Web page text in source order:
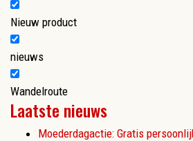
Nieuw product
nieuws
Wandelroute
Laatste nieuws
Moederdagactie: Gratis